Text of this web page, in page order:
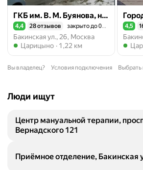
ГКБ им. В. М. Буянова, нейрохирургическое отделение
Рейтинг 4,4 из 5
4,4 28 отзывов закрыто до 08:00
Бакинская ул., 26, Москва
Метро Царицыно
Царицыно 1,22 км
4,5
Вы владелец? Условия подключения Выбрать
Люди ищут
Центр мануальной терапии,
Вернадского 121
Приёмное отделение, Бакинская